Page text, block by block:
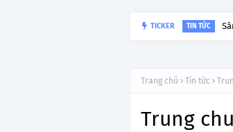
TICKER TIN TỨC
Trang chủ Tin tức
Trung